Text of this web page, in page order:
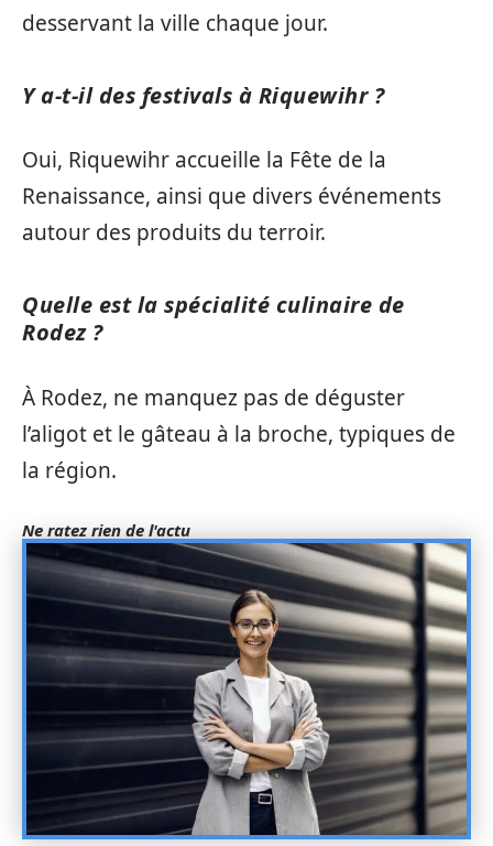
desservant la ville chaque jour.
Y a-t-il des festivals à Riquewihr ?
Oui, Riquewihr accueille la Fête de la
Renaissance, ainsi que divers événements
autour des produits du terroir.
Quelle est la spécialité culinaire de
Rodez ?
À Rodez, ne manquez pas de déguster
l’aligot et le gâteau à la broche, typiques de
la région.
Ne ratez rien de l'actu